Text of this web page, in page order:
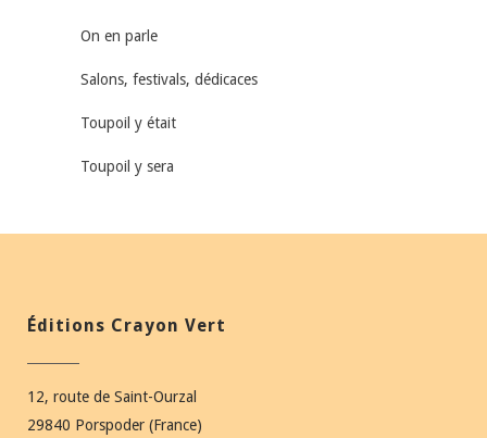
On en parle
Salons, festivals, dédicaces
Toupoil y était
Toupoil y sera
Éditions Crayon Vert
12, route de Saint-Ourzal
29840 Porspoder (France)